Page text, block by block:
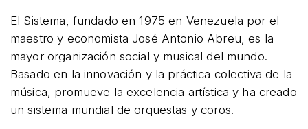
El Sistema, fundado en 1975 en Venezuela por el
maestro y economista José Antonio Abreu, es la
mayor organización social y musical del mundo.
Basado en la innovación y la práctica colectiva de la
música, promueve la excelencia artística y ha creado
un sistema mundial de orquestas y coros.